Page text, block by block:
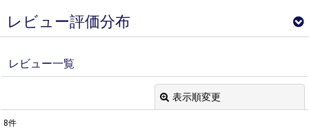
レビュー評価分布
6件
レビュー一覧
表示順変更
8件